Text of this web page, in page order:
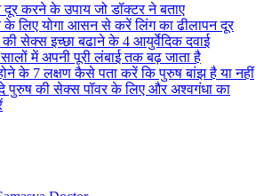
दूर करने के उपाय जो डॉक्टर ने बताए
लिए योगा आसन से करें लिंग का ढीलापन दूर
सेक्स इच्छा बढाने के 4 आयुर्वेदिक दवाई
में अपनी पूरी लंबाई तक बढ़ जाता है
के 7 लक्षण कैसे पता करें कि पुरुष बांझ है या नहीं
पुरुष की सेक्स पॉवर के लिए और अश्वगंधा का